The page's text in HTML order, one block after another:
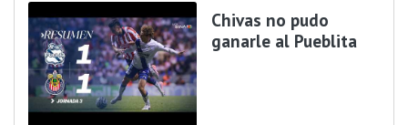
Chivas no pudo
ganarle al Pueblita